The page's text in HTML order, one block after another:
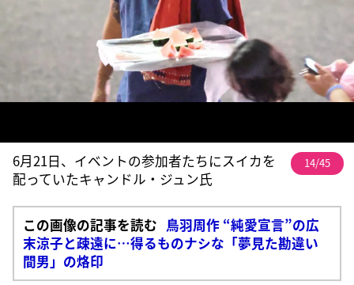
6月21日、イベントの参加者たちにスイカを
配っていたキャンドル・ジュン氏
14/45
この画像の記事を読む 鳥羽周作 “純愛宣言”の広
末涼子と疎遠に…得るものナシな「夢見た勘違い
間男」の烙印